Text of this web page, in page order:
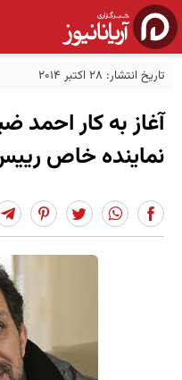
تاریخ انتشار: 28 اکتبر 2014
آغاز به کار
نماینده خاص